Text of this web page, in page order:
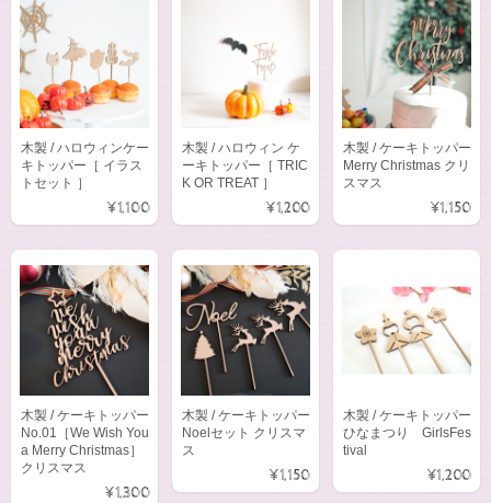
木製 / ハロウィンケー
キトッパー［ イラス
トセット ］
¥1,100
木製 / ハロウィン ケ
ーキトッパー［ TRIC
K OR TREAT ］
¥1,200
木製 / ケーキトッパー
Merry Christmas クリ
スマス
¥1,150
木製 / ケーキトッパー
No.01［We Wish You
a Merry Christmas］
クリスマス
¥1,300
木製 / ケーキトッパー
Noelセット クリスマ
ス
¥1,150
木製 / ケーキトッパー
ひなまつり GirlsFes
tival
¥1,200